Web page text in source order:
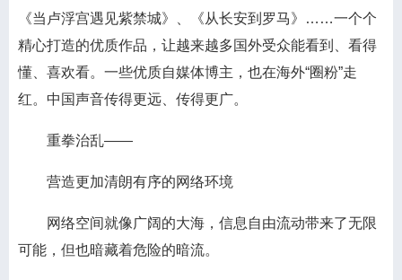
《当卢浮宫遇见紫禁城》、《从长安到罗马》……一个个
精心打造的优质作品，让越来越多国外受众能看到、看得
懂、喜欢看。一些优质自媒体博主，也在海外“圈粉”走
红。中国声音传得更远、传得更广。
重拳治乱——
营造更加清朗有序的网络环境
网络空间就像广阔的大海，信息自由流动带来了无限
可能，但也暗藏着危险的暗流。